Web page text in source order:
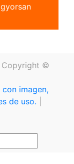
Copyright ©
imagen,
de uso.